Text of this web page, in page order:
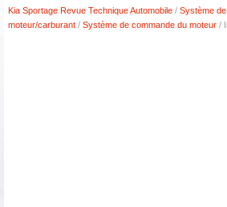
Kia Sportage Revue Technique Automobile / Système
moteur/carburant / Système de commande du moteur /